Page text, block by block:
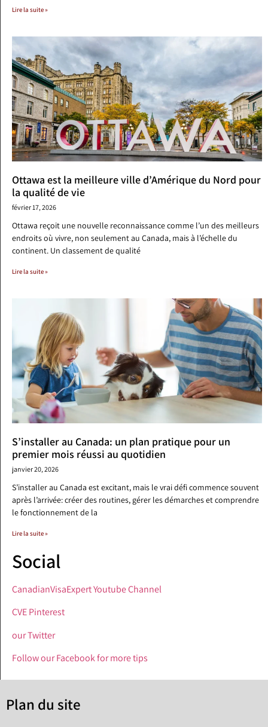
Lire la suite »
Ottawa est la meilleure ville d’Amérique du Nord pour
la qualité de vie
février 17, 2026
Ottawa reçoit une nouvelle reconnaissance comme l’un des meilleurs
endroits où vivre, non seulement au Canada, mais à l’échelle du
continent. Un classement de qualité
Lire la suite »
S’installer au Canada: un plan pratique pour un
premier mois réussi au quotidien
janvier 20, 2026
S’installer au Canada est excitant, mais le vrai défi commence souvent
après l’arrivée: créer des routines, gérer les démarches et comprendre
le fonctionnement de la
Lire la suite »
Social
CanadianVisaExpert Youtube Channel
CVE Pinterest
our Twitter
Follow our Facebook for more tips
Plan du site